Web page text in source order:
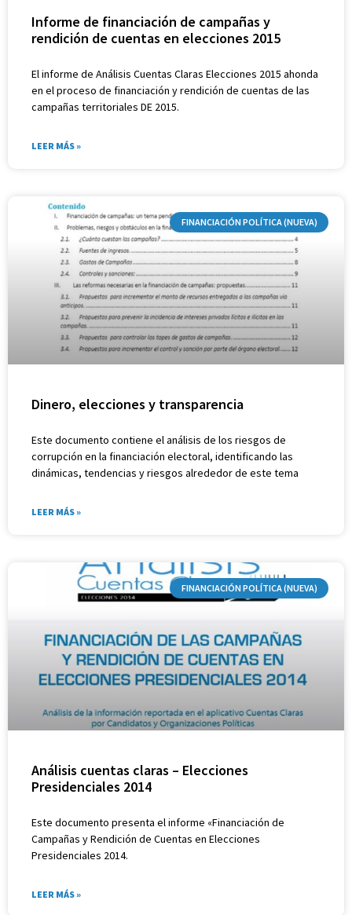
Informe de financiación de campañas y
rendición de cuentas en elecciones 2015
El informe de Análisis Cuentas Claras Elecciones 2015 ahonda
en el proceso de financiación y rendición de cuentas de las
campañas territoriales DE 2015.
LEER MÁS »
FINANCIACIÓN POLÍTICA (NUEVA)
Dinero, elecciones y transparencia
Este documento contiene el análisis de los riesgos de
corrupción en la financiación electoral, identificando las
dinámicas, tendencias y riesgos alrededor de este tema
LEER MÁS »
FINANCIACIÓN POLÍTICA (NUEVA)
Análisis cuentas claras – Elecciones
Presidenciales 2014
Este documento presenta el informe «Financiación de
Campañas y Rendición de Cuentas en Elecciones
Presidenciales 2014.
LEER MÁS »